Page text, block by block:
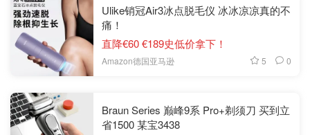
Ulike销冠Air3冰点脱毛仪 冰冰凉凉真的不
痛！
直降€60 €189史低价拿下！
Amazon德国亚马逊 5 0
Braun Series 巅峰9系 Pro+剃须刀 买到立
省1500 某宝3438